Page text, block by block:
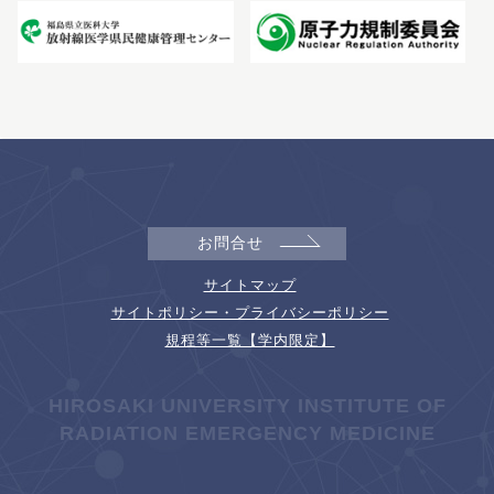
お問合せ
サイトマップ
サイトポリシー・プライバシーポリシー
規程等一覧【学内限定】
HIROSAKI UNIVERSITY INSTITUTE OF
RADIATION EMERGENCY MEDICINE